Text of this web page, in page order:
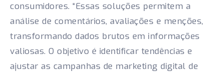
consumidores. “Essas soluções permitem a
análise de comentários, avaliações e menções,
transformando dados brutos em informações
valiosas. O objetivo é identificar tendências e
ajustar as campanhas de marketing digital de